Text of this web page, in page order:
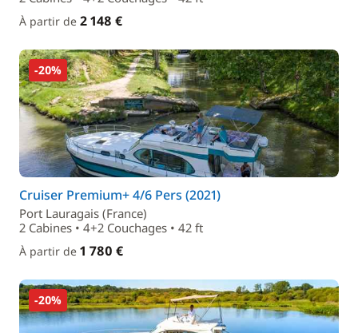
À partir de 2 148 €
-20%
Cruiser Premium+ 4/6 Pers (2021)
Port Lauragais (France)
2 Cabines • 4+2 Couchages • 42 ft
À partir de 1 780 €
-20%